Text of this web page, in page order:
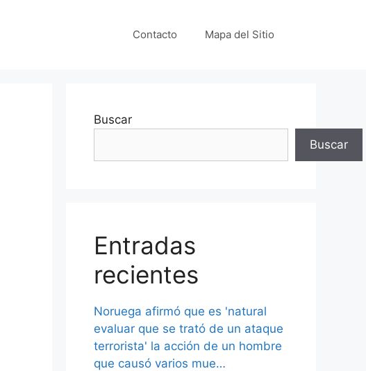
Contacto Mapa del Sitio
Buscar
Buscar
Entradas
recientes
Noruega afirmó que es 'natural
evaluar que se trató de un ataque
terrorista' la acción de un hombre
que causó varios mue…